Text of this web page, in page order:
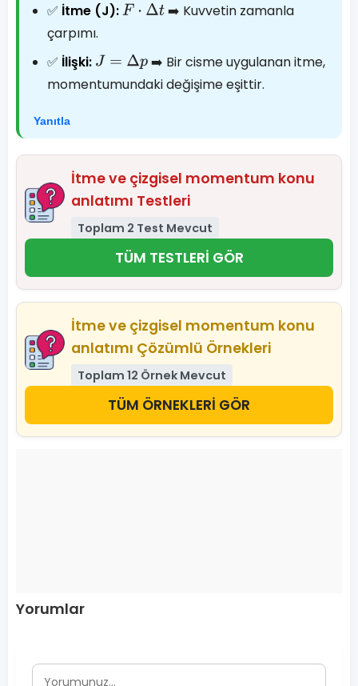
✅ İtme (J):F⋅Δ t
➡️ Kuvvetin zamanla
çarpımı.
✅ İlişki: J=Δp
➡️ Bir cisme uygulanan itme,
momentumundaki değişime eşittir.
Yanıtla
İtme ve çizgisel momentum konu
anlatımı Testleri
Toplam 2 Test Mevcut
TÜM TESTLERİ GÖR
İtme ve çizgisel momentum konu
anlatımı Çözümlü Örnekleri
Toplam 12 Örnek Mevcut
TÜM ÖRNEKLERİ GÖR
Yorumlar